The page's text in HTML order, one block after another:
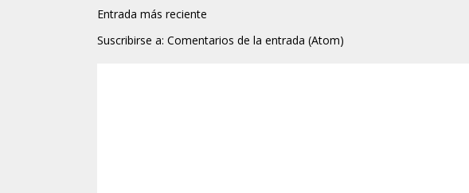
Entrada más reciente
Suscribirse a: Comentarios de la entrada (Atom)